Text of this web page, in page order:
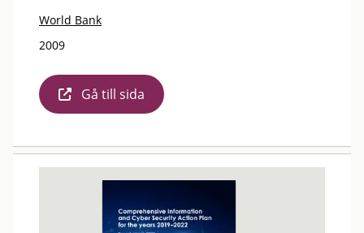
World Bank
2009
Gå till sida